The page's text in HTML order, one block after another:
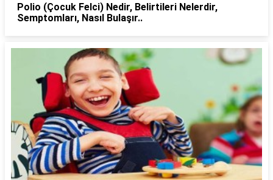
Polio (Çocuk Felci) Nedir, Belirtileri Nelerdir,
Semptomları, Nasıl Bulaşır..